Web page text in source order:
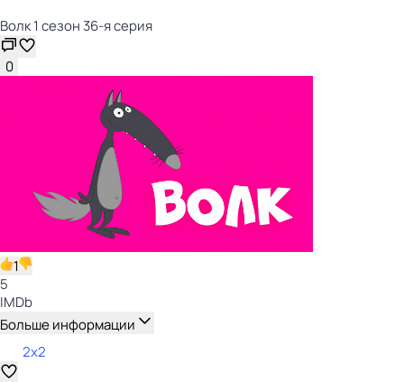
Волк 1 сезон 36-я серия
0
1
5
IMDb
Больше информации
2x2